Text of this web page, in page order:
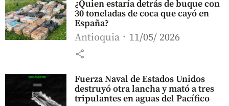
¿Quien estaría detrás de buque con
30 toneladas de coca que cayó en
España?
Antioquia 11/05/ 2026
share
Fuerza Naval de Estados Unidos
destruyó otra lancha y mató a tres
tripulantes en aguas del Pacífico